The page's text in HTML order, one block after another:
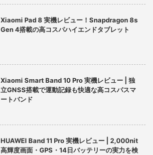
Xiaomi Pad 8 実機レビュー！Snapdragon 8s
Gen 4搭載の高コスパハイエンドタブレット
Xiaomi Smart Band 10 Pro 実機レビュー | 独
立GNSS搭載で運動記録も快適な高コスパスマ
ートバンド
HUAWEI Band 11 Pro 実機レビュー | 2,000nit
高輝度画面・GPS・14日バッテリーの実力を検